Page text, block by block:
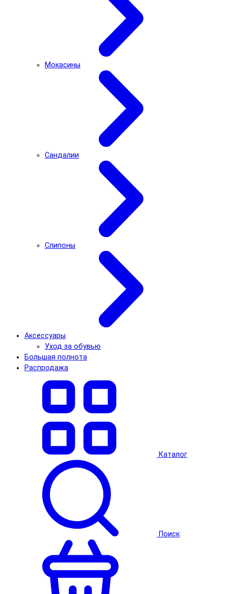
Мокасины
Сандалии
Слипоны
Аксессуары
Уход за обувью
Большая полнота
Распродажа
Каталог
Поиск